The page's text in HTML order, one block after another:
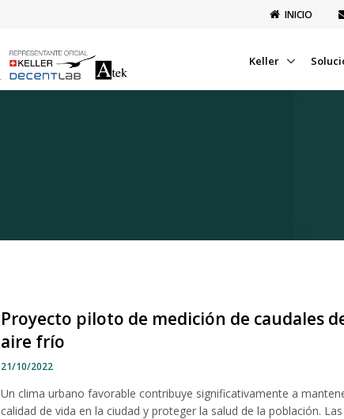
INICIO
Keller
Proyecto piloto de medición de caudales
aire frío
21/10/2022
Un clima urbano favorable contribuye significativamente a
calidad de vida en la ciudad y proteger la salud de la población. Las